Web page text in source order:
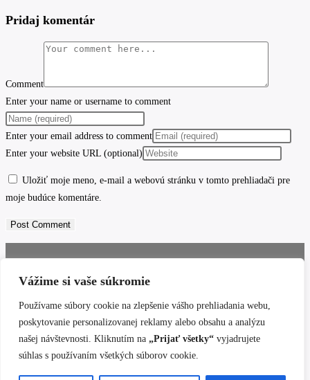
Vážime si vaše súkromie
Používame súbory cookie na zlepšenie vášho prehliadania webu,
poskytovanie personalizovanej reklamy alebo obsahu a analýzu
našej návštevnosti. Kliknutím na „Prijať všetky“ vyjadrujete
súhlas s používaním všetkých súborov cookie.
Pridaj komentár
Comment
Enter your name or username to comment
Enter your email address to comment
Enter your website URL (optional)
Uložiť moje meno, e-mail a webovú stránku v tomto prehliadači pre
moje budúce komentáre.
GDPR
Poucenie opravnenej osoby
Poučenie o alternativnom riešeni sporov
Domov
O mne
Ponuka